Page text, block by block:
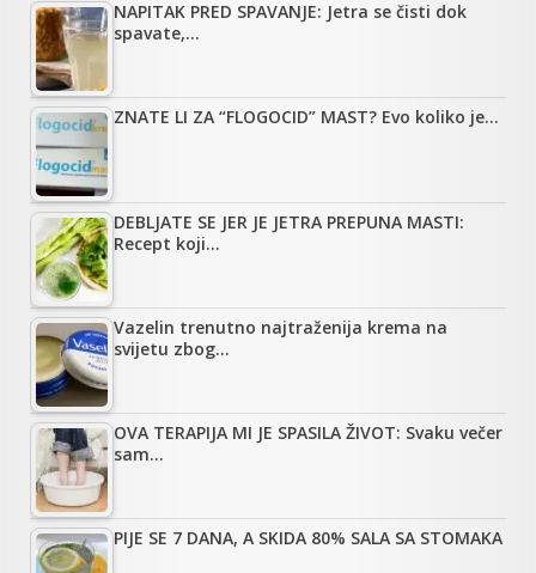
NAPITAK PRED SPAVANJE: Jetra se čisti dok
spavate,…
ZNATE LI ZA “FLOGOCID” MAST? Evo koliko je…
DEBLJATE SE JER JE JETRA PREPUNA MASTI:
Recept koji…
Vazelin trenutno najtraženija krema na
svijetu zbog…
OVA TERAPIJA MI JE SPASILA ŽIVOT: Svaku večer
sam…
PIJE SE 7 DANA, A SKIDA 80% SALA SA STOMAKA